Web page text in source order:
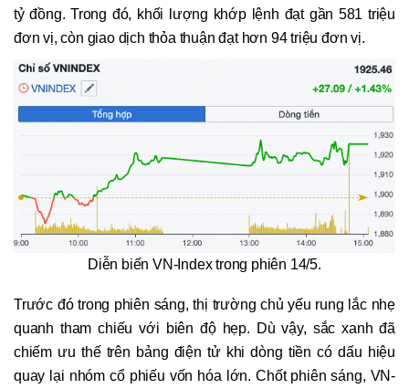
tỷ đồng. Trong đó, khối lượng khớp lệnh đạt gần 581 triệu
đơn vị, còn giao dịch thỏa thuận đạt hơn 94 triệu đơn vị.
Diễn biến VN-Index trong phiên 14/5.
Trước đó trong phiên sáng, thị trường chủ yếu rung lắc nhẹ
quanh tham chiếu với biên độ hẹp. Dù vậy, sắc xanh đã
chiếm ưu thế trên bảng điện tử khi dòng tiền có dấu hiệu
quay lại nhóm cổ phiếu vốn hóa lớn. Chốt phiên sáng, VN-